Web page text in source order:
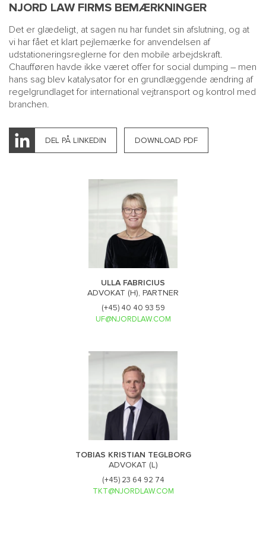
NJORD LAW FIRMS BEMÆRKNINGER
Det er glædeligt, at sagen nu har fundet sin afslutning, og at
vi har fået et klart pejlemærke for anvendelsen af
udstationeringsreglerne for den mobile arbejdskraft.
Chaufføren havde ikke været offer for social dumping – men
hans sag blev katalysator for en grundlæggende ændring af
regelgrundlaget for international vejtransport og kontrol med
branchen.
DEL PÅ LINKEDIN DOWNLOAD PDF
ULLA FABRICIUS
ADVOKAT (H), PARTNER
(+45) 40 40 93 59
UF@NJORDLAW.COM
TOBIAS KRISTIAN TEGLBORG
ADVOKAT (L)
(+45) 23 64 92 74
TKT@NJORDLAW.COM